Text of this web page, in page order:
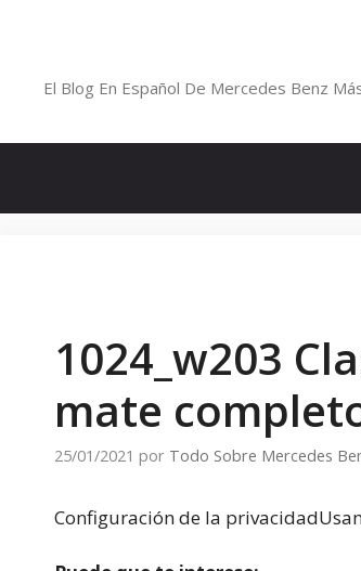
El Blog En Español De Mercedes Benz
1024_w203
mate
25/01/2021 por Todo Sobre Mercedes
Configuración de la